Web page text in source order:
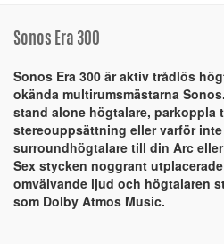
Sonos Era 300
Sonos Era 300 är aktiv trådlös
okända multirumsmästarna
stand alone högtalare, parkoppla
stereouppsättning eller varför
surroundhögtalare till din Arc
Sex stycken noggrant
omvälvande ljud och högtalaren
som Dolby Atmos Music.